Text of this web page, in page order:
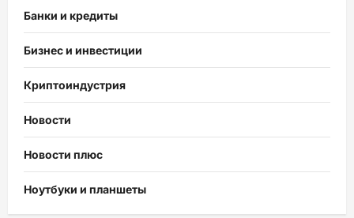
Банки и кредиты
Бизнес и инвестиции
Криптоиндустрия
Новости
Новости плюс
Ноутбуки и планшеты